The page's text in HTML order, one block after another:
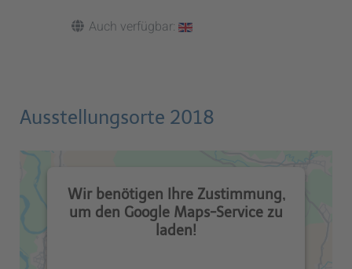
Auch verfügbar:
Ausstellungsorte 2018
Wir benötigen Ihre Zustimmung,
um den Google Maps-Service zu
laden!